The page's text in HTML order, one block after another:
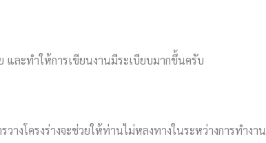
และทำให้การเขียนงานมีระเบียบมากขึ้นครับ
งโครงร่างจะช่วยให้ท่านไม่หลงทางในระหว่างการทำงาน